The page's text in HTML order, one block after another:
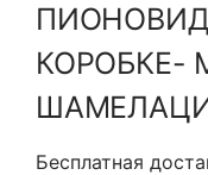
КОРОБКЕ-
Бесплатная